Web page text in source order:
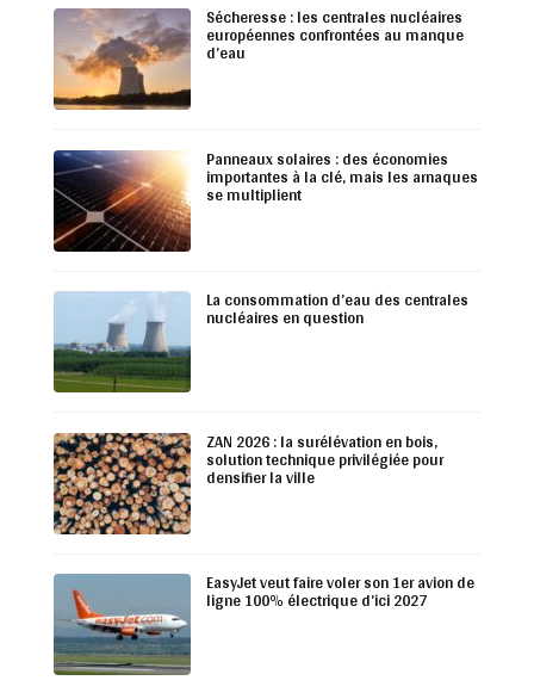
Sécheresse : les centrales nucléaires
européennes confrontées au manque
d’eau
Panneaux solaires : des économies
importantes à la clé, mais les arnaques
se multiplient
La consommation d’eau des centrales
nucléaires en question
ZAN 2026 : la surélévation en bois,
solution technique privilégiée pour
densifier la ville
EasyJet veut faire voler son 1er avion de
ligne 100% électrique d’ici 2027